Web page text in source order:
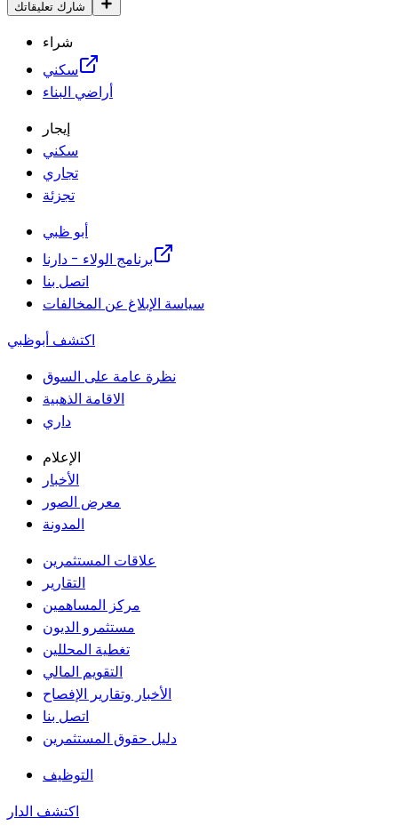
شارك تعليقاتك
شراء
سكني
أراضي البناء
إيجار
سكني
تجاري
تجزئة
أبو ظبي
برنامج الولاء - دارنا
اتصل بنا
سياسة الإبلاغ عن المخالفات
اكتشف أبوظبي
نظرة عامة على السوق
الاقامة الذهبية
داري
الإعلام
الأخبار
معرض الصور
المدونة
علاقات المستثمرين
التقارير
مركز المساهمين
مستثمرو الديون
تغطية المحللين
التقويم المالي
الأخبار وتقارير الإفصاح
اتصل بنا
دليل حقوق المستثمرين
التوظيف
اكتشف الدار